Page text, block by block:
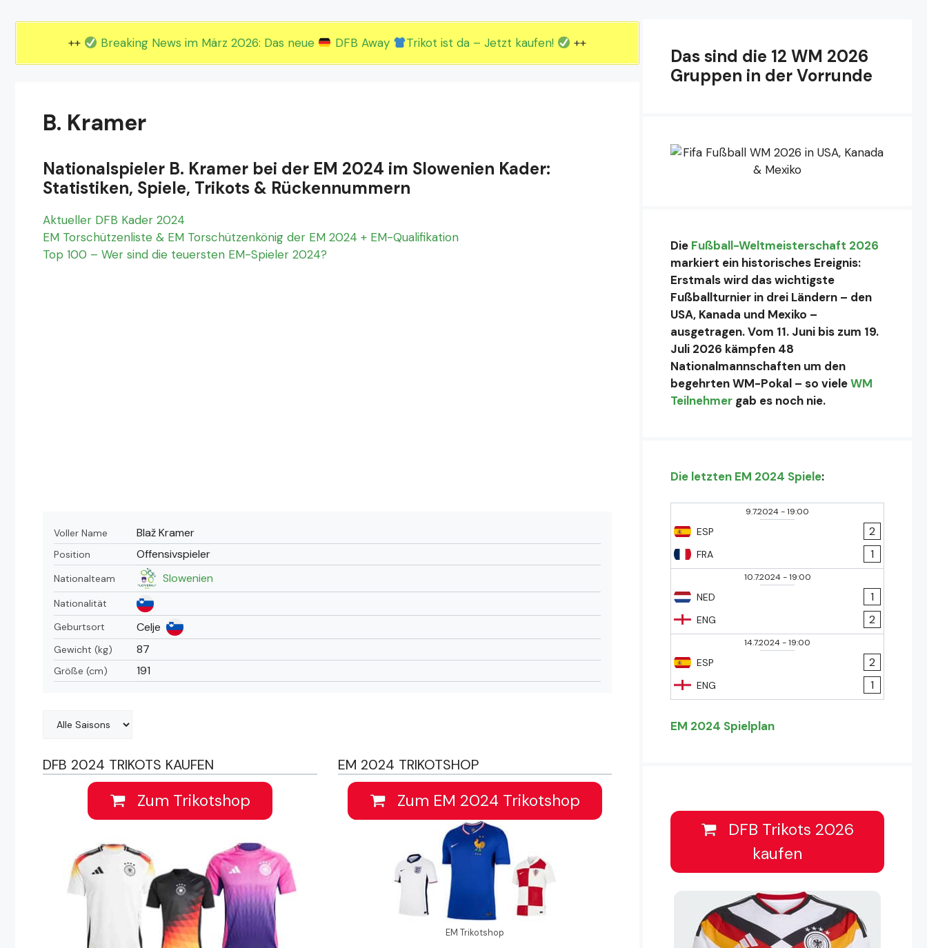
++ Breaking News im März 2026: Das neue DFB Away Trikot ist da – Jetzt kaufen! ++
B. Kramer
Nationalspieler B. Kramer bei der EM 2024 im Slowenien Kader:
Statistiken, Spiele, Trikots & Rückennummern
Aktueller DFB Kader 2024
EM Torschützenliste & EM Torschützenkönig der EM 2024 + EM-Qualifikation
Top 100 – Wer sind die teuersten EM-Spieler 2024?
Voller Name Blaž Kramer
Position Offensivspieler
Nationalteam Slowenien
Nationalität
Geburtsort
Celje
Gewicht (kg) 87
Größe (cm) 191
DFB 2024 TRIKOTS KAUFEN
Zum Trikotshop
EM 2024 TRIKOTSHOP
Zum EM 2024 Trikotshop
EM Trikotshop
Das sind die 12 WM 2026
Gruppen in der Vorrunde
Die Fußball-Weltmeisterschaft 2026
markiert ein historisches Ereignis:
Erstmals wird das wichtigste
Fußballturnier in drei Ländern – den
USA, Kanada und Mexiko –
ausgetragen. Vom 11. Juni bis zum 19.
Juli 2026 kämpfen 48
Nationalmannschaften um den
begehrten WM-Pokal – so vieleWM
Teilnehmer gab es noch nie.
Die letzten EM 2024 Spiele:
9.7.2024-19:00
ESP
FRA
2
1
10.7.2024-19:00
NED
ENG
1
2
14.7.2024-19:00
ESP
ENG
2
1
EM 2024 Spielplan
DFB Trikots 2026
kaufen